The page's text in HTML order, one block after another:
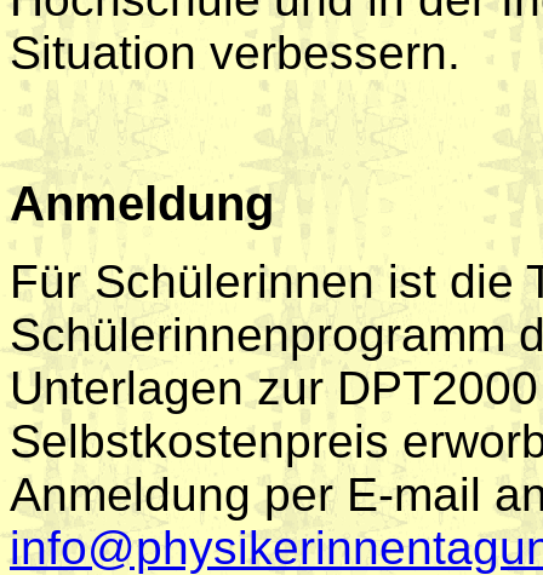
Situation verbessern.
Anmeldung
Für Schülerinnen ist die
Schülerinnenprogramm
Unterlagen zur
Selbstkostenpreis
Anmeldung per E-mail